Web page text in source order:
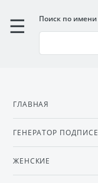
Поиск по имени
ГЛАВНАЯ
ГЕНЕРАТОР
ЖЕНСКИЕ